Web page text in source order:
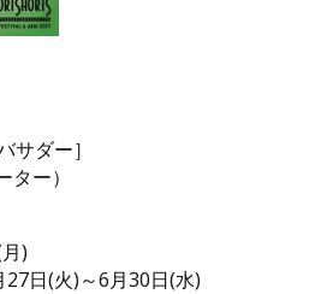
サダー］
ー）
)
日(火)～6月30日(水)